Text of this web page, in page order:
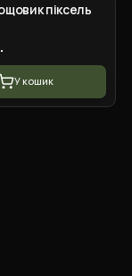
піксель
У кошик